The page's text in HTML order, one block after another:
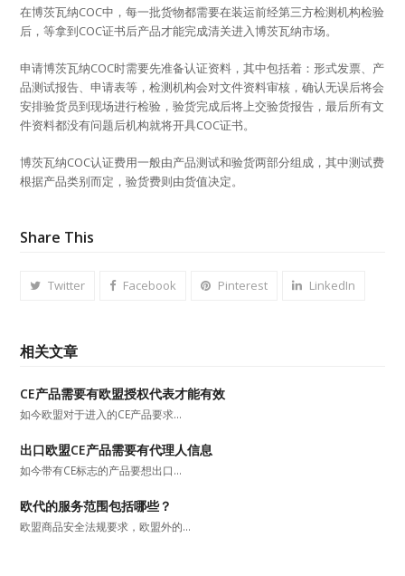
在博茨瓦纳COC中，每一批货物都需要在装运前经第三方检测机构检验
后，等拿到COC证书后产品才能完成清关进入博茨瓦纳市场。
申请博茨瓦纳COC时需要先准备认证资料，其中包括着：形式发票、产
品测试报告、申请表等，检测机构会对文件资料审核，确认无误后将会
安排验货员到现场进行检验，验货完成后将上交验货报告，最后所有文
件资料都没有问题后机构就将开具COC证书。
博茨瓦纳COC认证费用一般由产品测试和验货两部分组成，其中测试费
根据产品类别而定，验货费则由货值决定。
Share This
Twitter Facebook Pinterest LinkedIn
相关文章
CE产品需要有欧盟授权代表才能有效
如今欧盟对于进入的CE产品要求…
出口欧盟CE产品需要有代理人信息
如今带有CE标志的产品要想出口…
欧代的服务范围包括哪些？
欧盟商品安全法规要求，欧盟外的…